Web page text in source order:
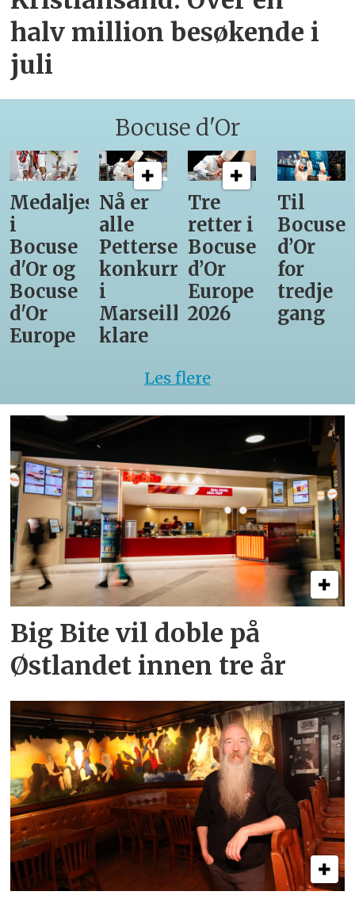
halv million besøkende i
juli
Bocuse d'Or
Medaljestatistikk
i
Bocuse
d'Or og
Bocuse
d'Or
Europe
Nå er
alle
Pettersens
konkurrenter
i
Marseille
klare
Tre
retter i
Bocuse
d’Or
Europe
2026
Til
Bocuse
d’Or
for
tredje
gang
Les flere
Big Bite vil doble på
Østlandet innen tre år